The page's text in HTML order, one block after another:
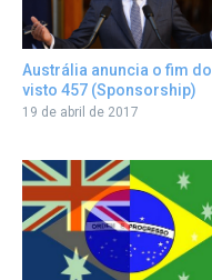
Austrália anuncia o fim do
visto 457 (Sponsorship)
19 de abril de 2017